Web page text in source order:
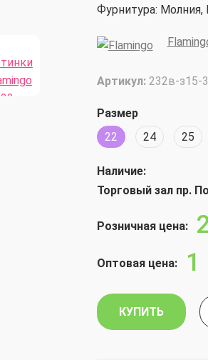
Фурнитура:
Артикул: 232в-з15-
Размер
22
24 25
Наличие:
Торговый зал пр.
Розничная цена:
Оптовая цена: 1
КУПИТЬ